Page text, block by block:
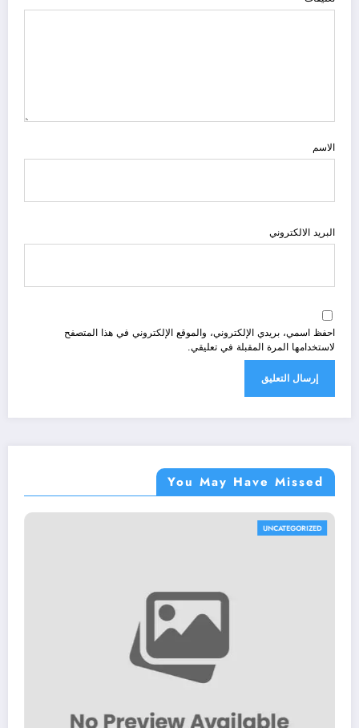
الاسم
البريد الالكتروني
احفظ اسمي، بريدي الإلكتروني، والموقع الإلكتروني في هذا المتصفح
لاستخدامها المرة المقبلة في تعليقي.
You May Have Missed